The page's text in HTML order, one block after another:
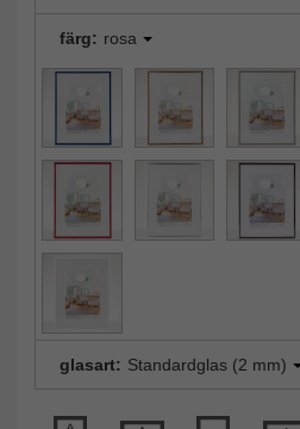
färg: rosa
glasart: Standardglas (2 mm)